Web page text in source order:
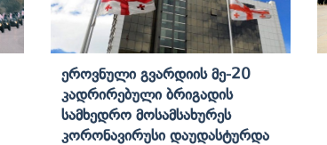
Ეროვნული Გვარდიის Მე-20
Კადრირებული Ბრიგადის
Სამხედრო Მოსამსახურეს
Კორონავირუსი Დაუდასტურდა